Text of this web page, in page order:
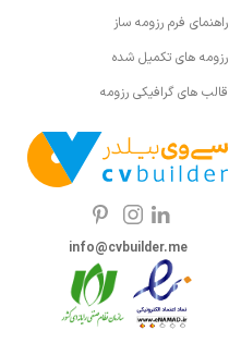
راهنمای فرم رزومه ساز
رزومه های تکمیل شده
قالب های گرافیکی رزومه
info@cvbuilder.me